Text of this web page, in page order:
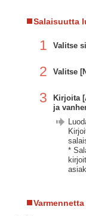
Salaisuutta
1 Valitse
2 Valitse
3
Kirjoita
ja
*